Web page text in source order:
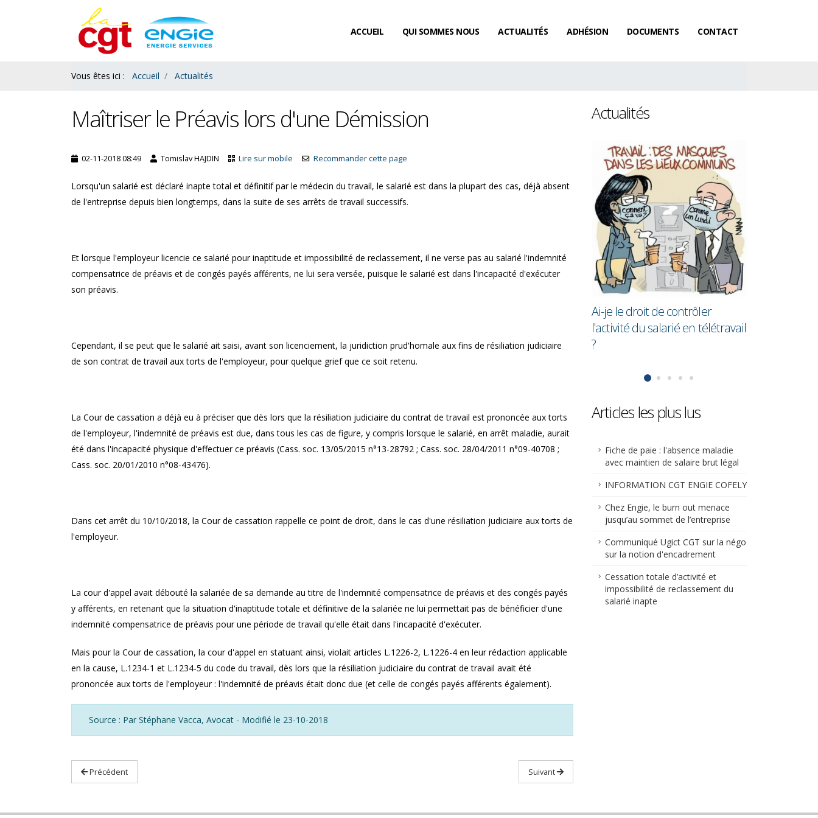
ACCUEIL QUI SOMMES NOUS ACTUALITÉS ADHÉSION DOCUMENTS CONTACT
Vous êtes ici : Accueil Actualités
Maîtriser le Préavis lors d'une Démission
02-11-2018 08:49 Tomislav HAJDIN Lire sur mobile Recommander cette page
Lorsqu'un salarié est déclaré inapte total et définitif par le médecin du travail, le salarié est dans la plupart des cas, déjà absent
de l'entreprise depuis bien longtemps, dans la suite de ses arrêts de travail successifs.
Et lorsque l'employeur licencie ce salarié pour inaptitude et impossibilité de reclassement, il ne verse pas au salarié l'indemnité
compensatrice de préavis et de congés payés afférents, ne lui sera versée, puisque le salarié est dans l'incapacité d'exécuter
son préavis.
Cependant, il se peut que le salarié ait saisi, avant son licenciement, la juridiction prud'homale aux fins de résiliation judiciaire
de son contrat de travail aux torts de l'employeur, pour quelque grief que ce soit retenu.
La Cour de cassation a déjà eu à préciser que dès lors que la résiliation judiciaire du contrat de travail est prononcée aux torts
de l'employeur, l'indemnité de préavis est due, dans tous les cas de figure, y compris lorsque le salarié, en arrêt maladie, aurait
été dans l'incapacité physique d'effectuer ce préavis (Cass. soc. 13/05/2015 n°13-28792 ; Cass. soc. 28/04/2011 n°09-40708 ;
Cass. soc. 20/01/2010 n°08-43476).
Dans cet arrêt du 10/10/2018, la Cour de cassation rappelle ce point de droit, dans le cas d'une résiliation judiciaire aux torts de
l'employeur.
La cour d'appel avait débouté la salariée de sa demande au titre de l'indemnité compensatrice de préavis et des congés payés
y afférents, en retenant que la situation d'inaptitude totale et définitive de la salariée ne lui permettait pas de bénéficier d'une
indemnité compensatrice de préavis pour une période de travail qu'elle était dans l'incapacité d'exécuter.
Mais pour la Cour de cassation, la cour d'appel en statuant ainsi, violait articles L.1226-2, L.1226-4 en leur rédaction applicable
en la cause, L.1234-1 et L.1234-5 du code du travail, dès lors que la résiliation judiciaire du contrat de travail avait été
prononcée aux torts de l'employeur : l'indemnité de préavis était donc due (et celle de congés payés afférents également).
Source : Par Stéphane Vacca, Avocat - Modifié le 23-10-2018
Précédent Suivant
Actualités
Salaires : le ras le bol des
cadres !
L’acquisition de congés payés
est-elle maintenue pendant
Existe-t-il un délai de
prescription de la faute ?
Ai-je le droit de contrôler
l'activité du salarié en télétravail
?
Articles les plus lus
Fiche de paie : l'absence maladie
avec maintien de salaire brut légal
INFORMATION CGT ENGIE COFELY
Chez Engie, le burn out menace
jusqu’au sommet de l’entreprise
Communiqué Ugict CGT sur la négo
sur la notion d'encadrement
Cessation totale d’activité et
impossibilité de reclassement du
salarié inapte